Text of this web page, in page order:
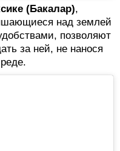
(Бакалар),
над землей
позволяют
за ней, не нанося